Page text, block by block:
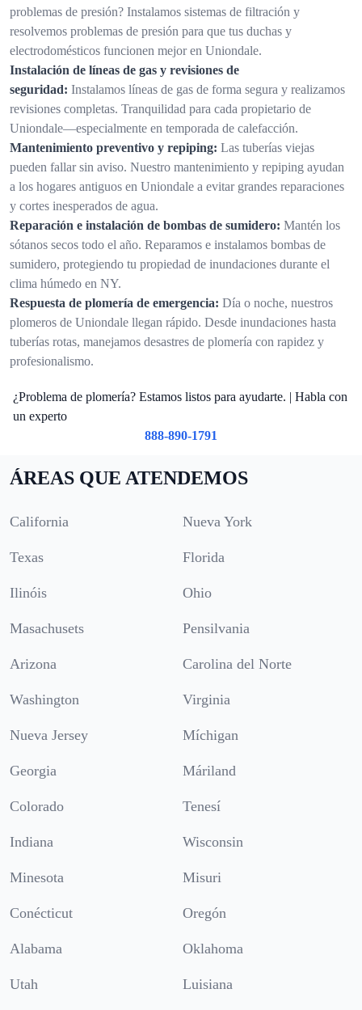
problemas de presión? Instalamos sistemas de filtración y
resolvemos problemas de presión para que tus duchas y
electrodomésticos funcionen mejor en Uniondale.
Instalación de líneas de gas y revisiones de
seguridad: Instalamos líneas de gas de forma segura y realizamos
revisiones completas. Tranquilidad para cada propietario de
Uniondale—especialmente en temporada de calefacción.
Mantenimiento preventivo y repiping: Las tuberías viejas
pueden fallar sin aviso. Nuestro mantenimiento y repiping ayudan
a los hogares antiguos en Uniondale a evitar grandes reparaciones
y cortes inesperados de agua.
Reparación e instalación de bombas de sumidero: Mantén los
sótanos secos todo el año. Reparamos e instalamos bombas de
sumidero, protegiendo tu propiedad de inundaciones durante el
clima húmedo en NY.
Respuesta de plomería de emergencia: Día o noche, nuestros
plomeros de Uniondale llegan rápido. Desde inundaciones hasta
tuberías rotas, manejamos desastres de plomería con rapidez y
profesionalismo.
¿Problema de plomería? Estamos listos para ayudarte. | Habla con
un experto
888-890-1791
ÁREAS QUE ATENDEMOS
California Nueva York
Texas Florida
Ilinóis Ohio
Masachusets Pensilvania
Arizona Carolina del Norte
Washington Virginia
Nueva Jersey Míchigan
Georgia Máriland
Colorado Tenesí
Indiana Wisconsin
Minesota Misuri
Conécticut Oregón
Alabama Oklahoma
Utah Luisiana